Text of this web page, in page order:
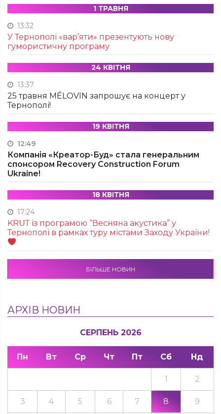
1 ТРАВНЯ
13:32
У Тернополі «вар’яти» презентують нову
гумористичну програму
24 КВІТНЯ
13:37
25 травня MÉLOVIN запрошує на концерт у
Тернополі!
19 КВІТНЯ
12:49
Компанія «Креатор-Буд» стала генеральним
спонсором Recovery Construction Forum
Ukraine!
18 КВІТНЯ
17:24
KRUТ із програмою “Весняна акустика” у
Тернополі в рамках туру містами Заходу України!
БІЛЬШЕ НОВИН
АРХІВ НОВИН
СЕРПЕНЬ 2026
Пн Вт Ср Чт Пт Сб Нд
1 2
3 4 5 6 7 8 9